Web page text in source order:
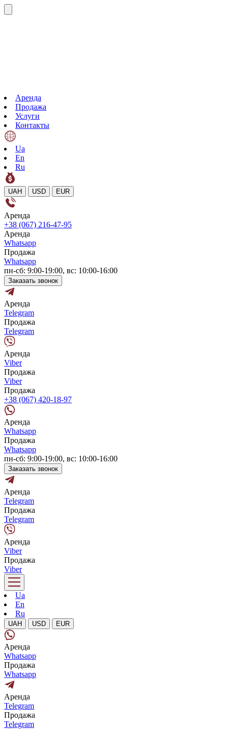
Аренда
Продажа
Услуги
Контакты
Ua
En
Ru
UAH USD EUR
Аренда
+38 (067) 216-47-95
Аренда
Whatsapp
Продажа
Whatsapp
пн-сб: 9:00-19:00, вс: 10:00-16:00
Заказать звонок
Аренда
Telegram
Продажа
Telegram
Аренда
Viber
Продажа
Viber
Продажа
+38 (067) 420-18-97
Аренда
Whatsapp
Продажа
Whatsapp
пн-сб: 9:00-19:00, вс: 10:00-16:00
Заказать звонок
Аренда
Telegram
Продажа
Telegram
Аренда
Viber
Продажа
Viber
Ua
En
Ru
UAH USD EUR
Аренда
Whatsapp
Продажа
Whatsapp
Аренда
Telegram
Продажа
Telegram